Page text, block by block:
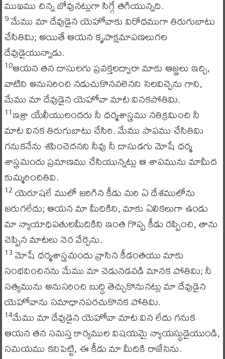
ముఖము చిన్న బోవునట్లుగా సిగ్గే తగియున్నది.
9మేము మా దేవుడైన యెహోవాకు విరోధముగా తిరుగుబాటు
చేసితివిు; అయితే ఆయన కృపాక్షమాపణలుగల
దేవుడైయున్నాడు.
10ఆయన తన దాసులగు ప్రవక్తలద్వారా మాకు ఆజ్ఞలు ఇచ్చి,
వాటిని అనుసరించి నడుచుకొనవలెనని సెలవిచ్చెను గాని,
మేము మా దేవుడైన యెహోవా మాట వినకపోతివిు.
11ఇశ్రా యేలీయులందరు నీ ధర్మశాస్త్రము నతిక్రమించి నీ
మాట వినక తిరుగుబాటు చేసిరి. మేము పాపము చేసితివిు
గనుకనేను శపించెదనని నీవు నీ దాసుడగు మోషే ధర్మ
శాస్త్రమందు ప్రమాణము చేసియున్నట్లు ఆ శాపమును మామీద
కుమ్మరించితివి.
12 యెరూషలే ములో జరిగిన కీడు మరి ఏ దేశములోను
జరుగలేదు; ఆయన మా మీదికిని, మాకు ఏలికలుగా ఉండు
మా న్యాయాధిపతులమీదికిని ఇంత గొప్ప కీడు రప్పించి, తాను
చెప్పిన మాటలు నెర వేర్చెను.
13 మోషే ధర్మశాస్త్రమందు వ్రాసిన కీడంతయు మాకు
సంభవించినను మేము మా చెడునడవడి మానక పోతివిు; నీ
సత్యమును అనుసరించి బుద్ధి తెచ్చుకొనునట్లు మా దేవుడైన
యెహోవాను సమాధానపరచుకొనక పోతివిు.
14మేము మా దేవుడైన యెహోవా మాట విన లేదు గనుక
ఆయన తన సమస్త కార్యముల విషయమై న్యాయస్థుడైయుండి,
సమయము కనిపెట్టి, ఈ కీడు మా మీదికి రాజేసెను.